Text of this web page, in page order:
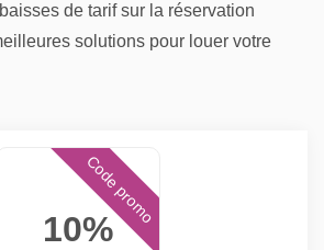
de tarif sur la réservation
solutions pour louer votre
10%
Code promo